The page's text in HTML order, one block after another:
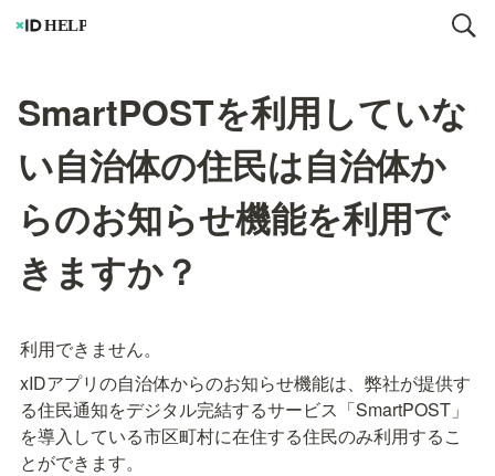
SmartPOSTを利用していな
い自治体の住民は自治体か
らのお知らせ機能を利用で
きますか？
利用できません。
xIDアプリの自治体からのお知らせ機能は、弊社が提供す
る住民通知をデジタル完結するサービス「SmartPOST」
を導入している市区町村に在住する住民のみ利用するこ
とができます。